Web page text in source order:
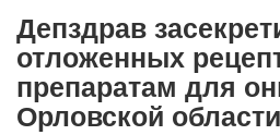
Депздрав
отложенных
препаратам для
Орловской области